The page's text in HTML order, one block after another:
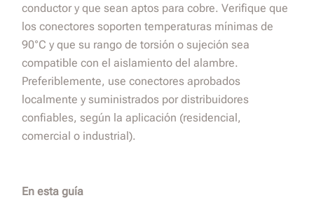
conductor y que sean aptos para cobre. Verifique que
los conectores soporten temperaturas mínimas de
90°C y que su rango de torsión o sujeción sea
compatible con el aislamiento del alambre.
Preferiblemente, use conectores aprobados
localmente y suministrados por distribuidores
confiables, según la aplicación (residencial,
comercial o industrial).
En esta guía